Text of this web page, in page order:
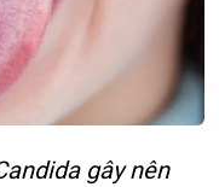
gây nên